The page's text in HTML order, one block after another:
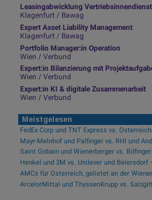
Leasingabwicklung Vertriebsinnendienst
Klagenfurt / Bawag
Expert Asset Liability Management
Klagenfurt / Bawag
Portfolio Manager:in Operation
Wien / Verbund
Expert:in Bilanzierung mit
Wien / Verbund
Expert:in KI & digitale Zusammenarbeit
Wien / Verbund
Meistgelesen
AMCs für Österreich, gelistet an der